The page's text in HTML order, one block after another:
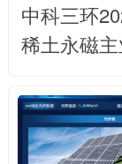
中科三环
稀土永磁